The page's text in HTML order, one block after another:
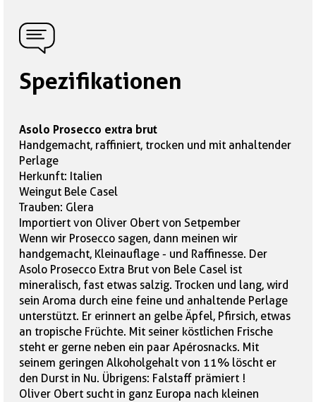
Spezifikationen
Asolo Prosecco extra brut
Handgemacht, raffiniert, trocken und mit anhaltender
Perlage
Herkunft: Italien
Weingut Bele Casel
Trauben: Glera
Importiert von Oliver Obert von Setpember
Wenn wir Prosecco sagen, dann meinen wir
handgemacht, Kleinauflage - und Raffinesse. Der
Asolo Prosecco Extra Brut von Bele Casel ist
mineralisch, fast etwas salzig. Trocken und lang, wird
sein Aroma durch eine feine und anhaltende Perlage
unterstützt. Er erinnert an gelbe Äpfel, Pfirsich, etwas
an tropische Früchte. Mit seiner köstlichen Frische
steht er gerne neben ein paar Apérosnacks. Mit
seinem geringen Alkoholgehalt von 11% löscht er
den Durst in Nu. Übrigens: Falstaff prämiert !
Oliver Obert sucht in ganz Europa nach kleinen